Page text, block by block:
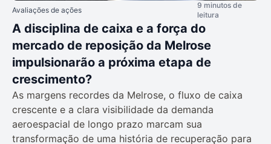
Avaliações de ações
9 minutos de
leitura
A disciplina de caixa e a força do
mercado de reposição da Melrose
impulsionarão a próxima etapa de
crescimento?
As margens recordes da Melrose, o fluxo de caixa
crescente e a clara visibilidade da demanda
aeroespacial de longo prazo marcam sua
transformação de uma história de recuperação para